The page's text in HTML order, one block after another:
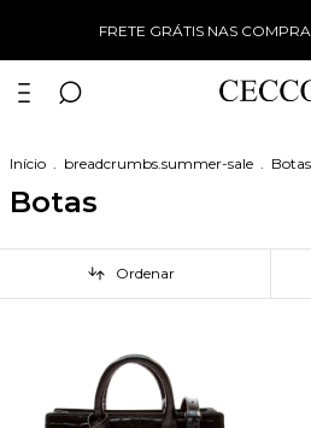
WINTER SALE TUDO
Início . breadcrumbs.summer-sale . Botas
Botas
Ordenar